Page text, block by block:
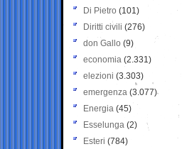
Di Pietro (101)
Diritti civili (276)
don Gallo (9)
economia (2.331)
elezioni (3.303)
emergenza (3.077)
Energia (45)
Esselunga (2)
Esteri (784)